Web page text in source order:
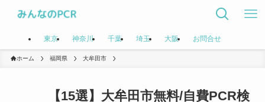
東京 神奈川 千葉 埼玉 大阪 お問合せ
ホーム 福岡県 大牟田市
【15選】大牟田市無料/自費PCR検